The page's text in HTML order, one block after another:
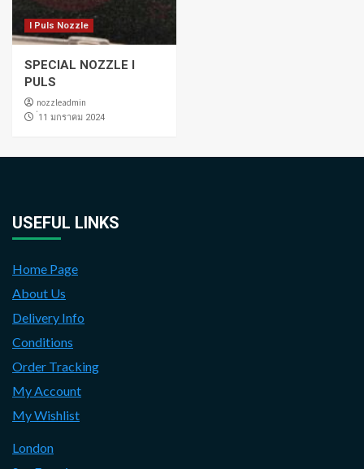
I Puls Nozzle
SPECIAL NOZZLE I
PULS
nozzleadmin
่11 มกราคม 2024
USEFUL LINKS
Home Page
About Us
Delivery Info
Conditions
Order Tracking
My Account
My Wishlist
London